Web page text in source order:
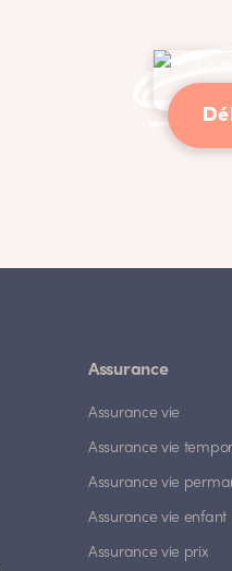
Assurance
Assurance vie
Assurance vie
Assurance vie
Assurance vie enfant
Assurance vie prix